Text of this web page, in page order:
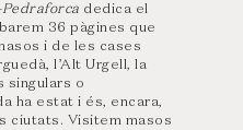
Pedraforca dedica el
36 pàgines que
i de les cases
l’Alt Urgell, la
singulars o
ha estat i és, encara,
ciutats. Visitem masos